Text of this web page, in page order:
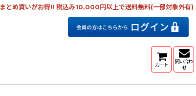
まとめ買いがお得!! 税込み10,000円以上で送料無料(一部対象外有)
カート
問い合わ
せ